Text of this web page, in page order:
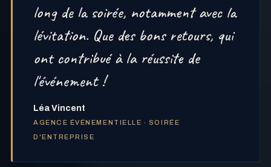
long de la soirée, notamment avec la
lévitation. Que des bons retours, qui
ont contribué à la réussite de
l'événement !
Léa Vincent
AGENCE ÉVÉNEMENTIELLE · SOIRÉE
D'ENTREPRISE